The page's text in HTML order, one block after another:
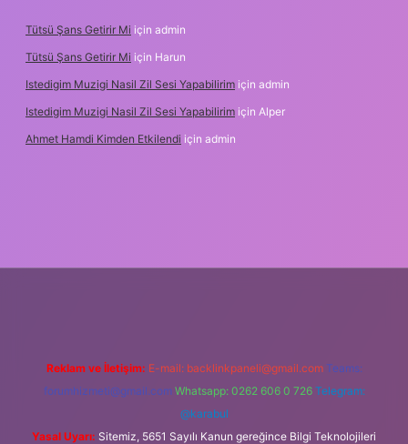
Tütsü Şans Getirir Mi için admin
Tütsü Şans Getirir Mi için Harun
Istedigim Muzigi Nasil Zil Sesi Yapabilirim için admin
Istedigim Muzigi Nasil Zil Sesi Yapabilirim için Alper
Ahmet Hamdi Kimden Etkilendi için admin
Reklam ve İletişim: E-mail: backlinkpaneli@gmail.com Teams:
forumhizmeti@gmail.com Whatsapp: 0262 606 0 726 Telegram:
@karabul
Yasal Uyarı: Sitemiz, 5651 Sayılı Kanun gereğince Bilgi Teknolojileri